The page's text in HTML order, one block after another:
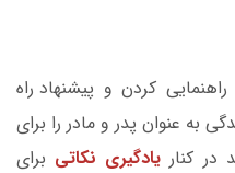
کردن و پیشنهاد راه
به عنوان پدر و مادر را برای
در کنار یادگیری نکاتی برای